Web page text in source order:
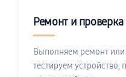
Ремонт и проверка
Выполняем ремонт или
тестируем